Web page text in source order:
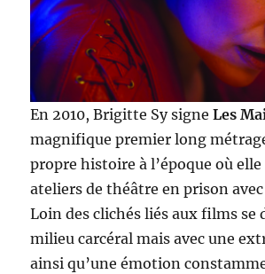
En 2010, Brigitte Sy signeLes
magnifique premier long
propre histoire à l’époque où
ateliers de théâtre en prison
Loin des clichés liés aux films se
milieu carcéral mais avec une
ainsi qu’une émotion